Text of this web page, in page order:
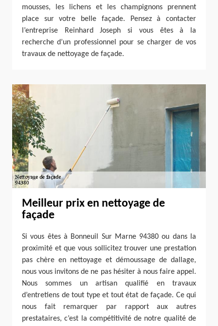
mousses, les lichens et les champignons prennent
place sur votre belle façade. Pensez à contacter
l’entreprise Reinhard Joseph si vous êtes à la
recherche d’un professionnel pour se charger de vos
travaux de nettoyage de façade.
Meilleur prix en nettoyage de
façade
Si vous êtes à Bonneuil Sur Marne 94380 ou dans la
proximité et que vous sollicitez trouver une prestation
pas chère en nettoyage et démoussage de dallage,
nous vous invitons de ne pas hésiter à nous faire appel.
Nous sommes un artisan qualifié en travaux
d’entretiens de tout type et tout état de façade. Ce qui
nous fait remarquer par rapport aux autres
prestataires, c’est la compétitivité de notre qualité de